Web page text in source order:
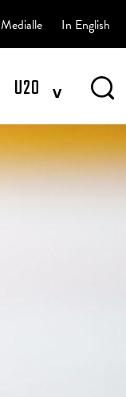
U20 ^
Medialle In English